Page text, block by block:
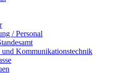
/ Personal
Kommunikationstechnik